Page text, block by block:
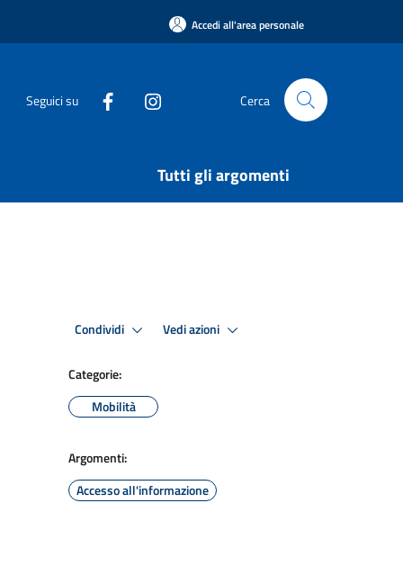
Accedi all'area personale
Seguici su Cerca
Tutti gli argomenti
Condividi Vedi azioni
Categorie:
Mobilità
Argomenti:
Accesso all'informazione